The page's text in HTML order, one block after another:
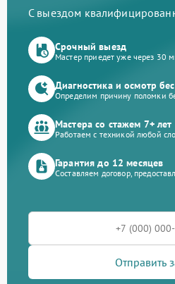
С выездом
Срочный выезд
Мастер приедет уже через 30
Диагностика и осмотр
Определим причину поломки
Мастера со стажем 7+ лет
Работаем с техникой любой
Гарантия до 12 месяцев
Составляем договор,
Отправить